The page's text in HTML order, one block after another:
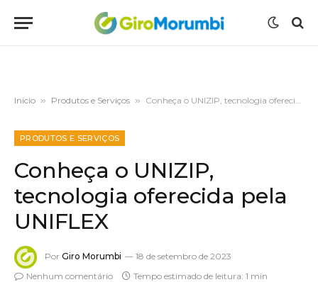
Início » Produtos e Serviços » Conheça o UNIZIP, tecnologia oferecida pela UNIFLEX
PRODUTOS E SERVIÇOS
Conheça o UNIZIP,
tecnologia oferecida pela
UNIFLEX
Por Giro Morumbi
18 de setembro de 2023
Nenhum comentário
Tempo estimado de leitura: 1 min